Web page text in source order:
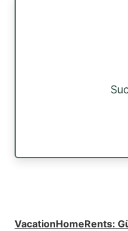
VacationHomeRents: